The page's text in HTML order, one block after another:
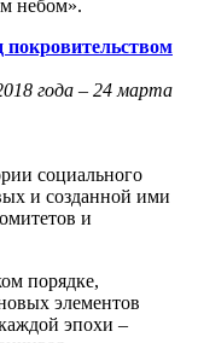
небом».
покровительством
года – 24 марта
социального
и созданной ими
и
порядке,
элементов
эпохи –